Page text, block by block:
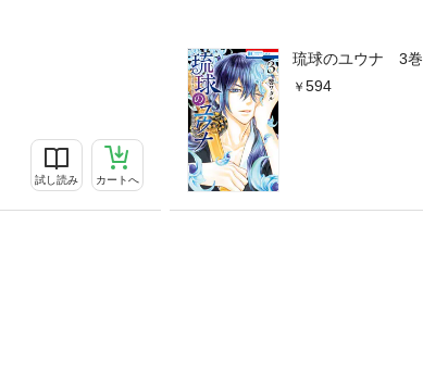
試し読み カートへ
琉球のユウナ 3巻
594